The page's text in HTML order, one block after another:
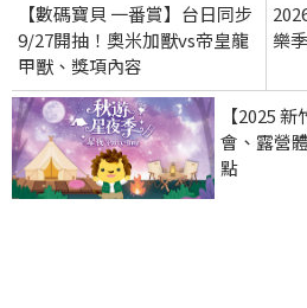
【數碼寶貝 一番賞】台日同步
9/27開抽！奧米加獸vs帝皇龍
甲獸、獎項內容
樂
【2025
會、露營
點